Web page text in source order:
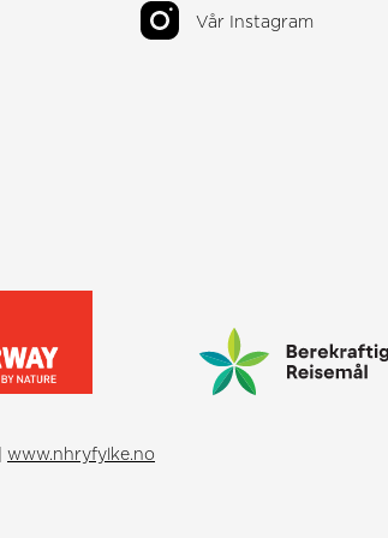
Vår Instagram
www.nhryfylke.no